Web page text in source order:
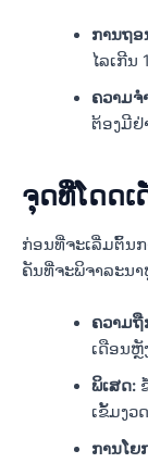
ການຖອ
ໄລເກີນ
ຄວາມຈໍ
ຕ້ອງມີຢ່
ຈຸດທີ່ໂດດເ
ກ່ອນທີ່ຈະເລີ່ມຕົ້ນກ
ຄັນທີ່ຈະພິຈາລະນ
ຄວາມຖື
ເດືອນຫຼັ
ພິເສດ:
ເຂັ້ມງວ
ການໂຍ